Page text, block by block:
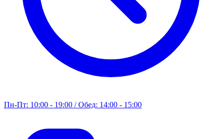
Пн-Пт: 10:00 - 19:00 / Обед: 14:00 - 15:00